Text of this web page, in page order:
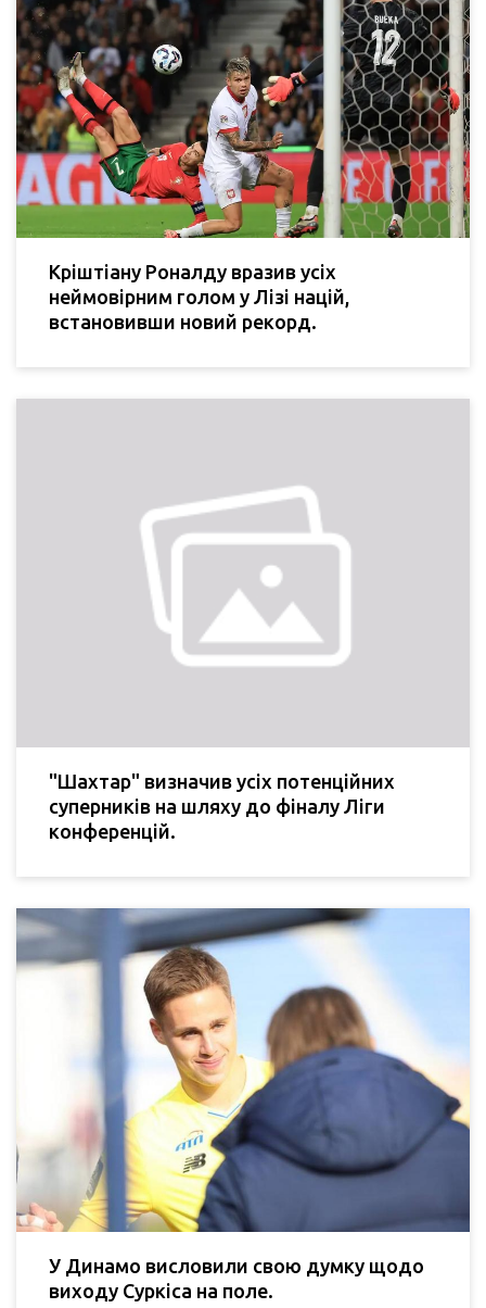
Кріштіану Роналду вразив усіх
неймовірним голом у Лізі націй,
встановивши новий рекорд.
"Шахтар" визначив усіх потенційних
суперників на шляху до фіналу Ліги
конференцій.
У Динамо висловили свою думку щодо
виходу Суркіса на поле.